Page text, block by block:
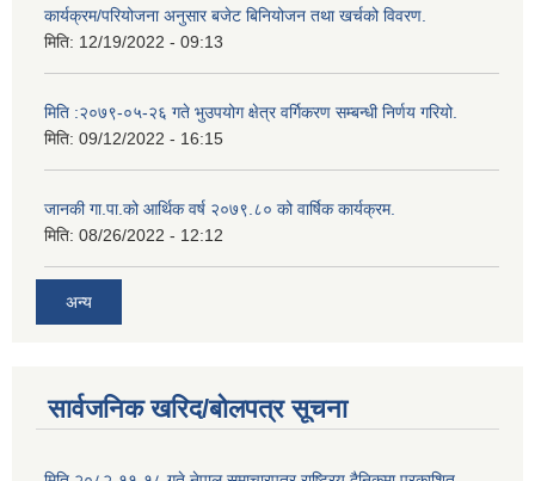
कार्यक्रम/परियोजना अनुसार बजेट बिनियोजन तथा खर्चको विवरण.
मिति: 12/19/2022 - 09:13
मिति :२०७९-०५-२६ गते भुउपयोग क्षेत्र वर्गिकरण सम्बन्धी निर्णय गरियो.
मिति: 09/12/2022 - 16:15
जानकी गा.पा.को आर्थिक वर्ष २०७९.८० को वार्षिक कार्यक्रम.
मिति: 08/26/2022 - 12:12
अन्य
सार्वजनिक खरिद/बोलपत्र सूचना